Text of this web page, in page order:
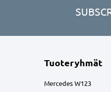
Tuoteryhmät
Mercedes W123